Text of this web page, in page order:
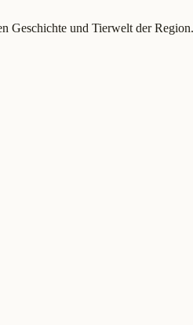
Geschichte und Tierwelt der Region.